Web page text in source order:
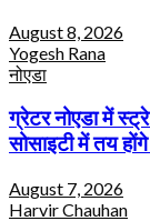
August 8, 2026
Yogesh Rana
नोएडा
ग्रेटर नोएडा में
सोसाइटी में तय
August 7, 2026
Harvir Chauhan